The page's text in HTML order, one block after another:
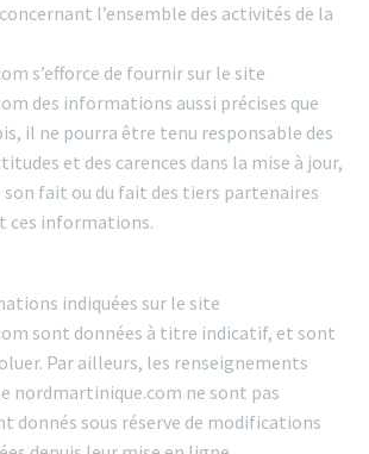
l’ensemble des activités de la
s’efforce de fournir sur le site
des informations aussi précises que
il ne pourra être tenu responsable des
et des carences dans la mise à jour,
son fait ou du fait des tiers partenaires
ces informations.
indiquées sur le site
sont données à titre indicatif, et sont
Par ailleurs, les renseignements
nordmartinique.com ne sont pas
donnés sous réserve de modifications